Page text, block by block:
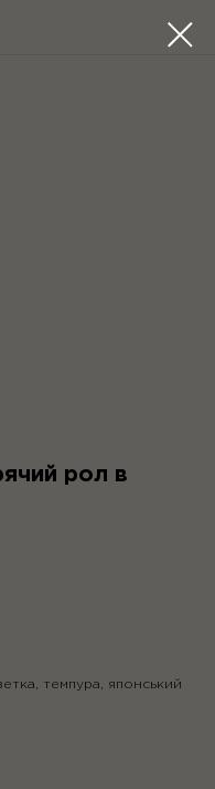
рол в
темпура, японський